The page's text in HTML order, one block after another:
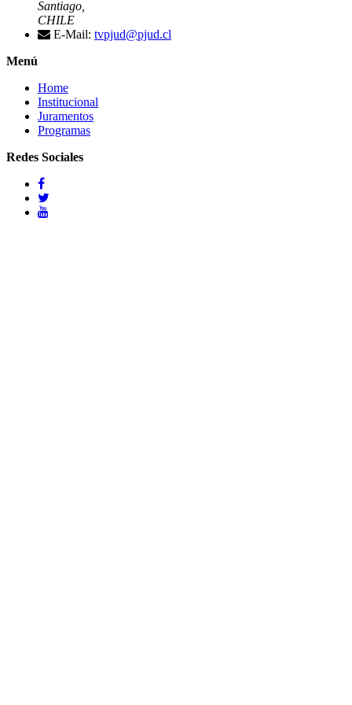
Santiago,
CHILE
E-Mail: tvpjud@pjud.cl
Menú
Home
Institucional
Juramentos
Programas
Redes Sociales